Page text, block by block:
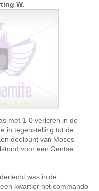
W.
met 1-0 verloren in de
in tegenstelling tot de
doelpunt van Moses
voor een Gentse
was in de
kwartier het commando